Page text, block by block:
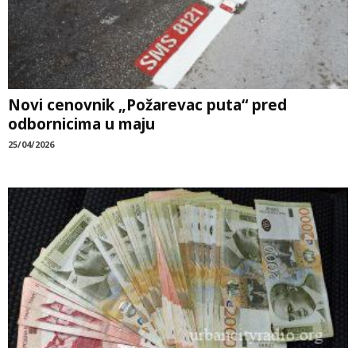
Novi cenovnik „Požarevac puta“ pred
odbornicima u maju
25/04/2026